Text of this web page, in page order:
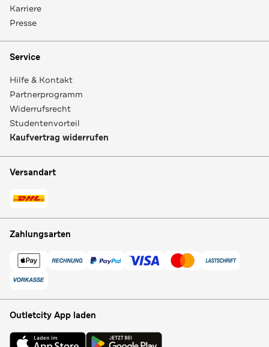
Karriere
Presse
Service
Hilfe & Kontakt
Partnerprogramm
Widerrufsrecht
Studentenvorteil
Kaufvertrag widerrufen
Versandart
Zahlungsarten
Outletcity App laden